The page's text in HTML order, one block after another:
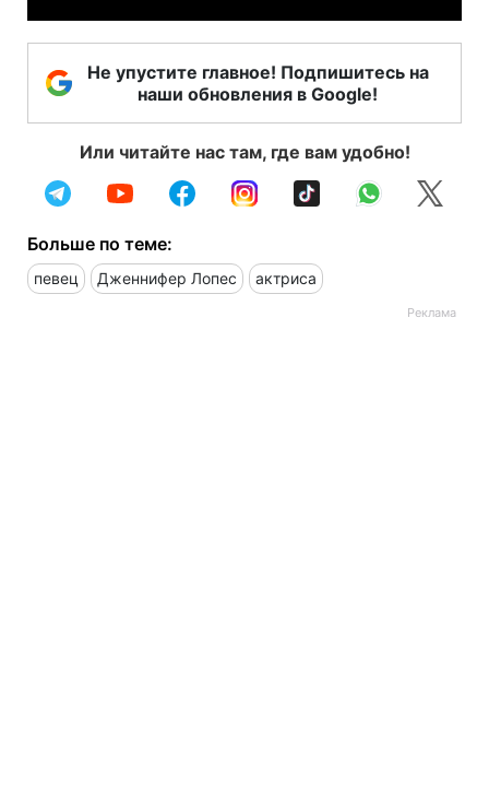
Не упустите главное! Подпишитесь на
наши обновления в Google!
Или читайте нас там, где вам удобно!
Больше по теме:
певец Дженнифер Лопес актриса